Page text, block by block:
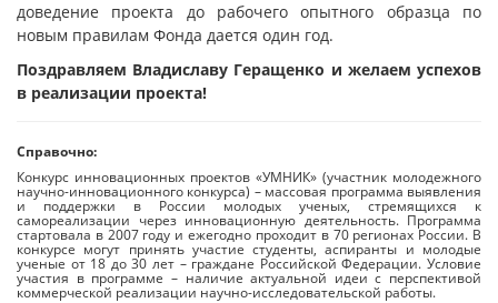
доведение проекта до рабочего опытного образца по
новым правилам Фонда дается один год.
Поздравляем Владиславу Геращенко и желаем успехов
в реализации проекта!
Справочно:
Конкурс инновационных проектов «УМНИК» (участник молодежного
научно-инновационного конкурса) – массовая программа выявления
и поддержки в России молодых ученых, стремящихся к
самореализации через инновационную деятельность. Программа
стартовала в 2007 году и ежегодно проходит в 70 регионах России. В
конкурсе могут принять участие студенты, аспиранты и молодые
ученые от 18 до 30 лет – граждане Российской Федерации. Условие
участия в программе – наличие актуальной идеи с перспективой
коммерческой реализации научно-исследовательской работы.